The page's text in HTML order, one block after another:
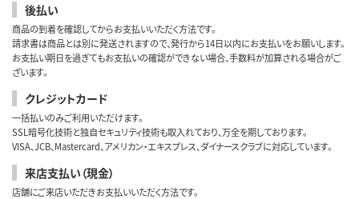
後払い
商品の到着を確認してからお支払いいただく方法です。
請求書は商品とは別に発送されますので、発行から14日以内にお支払いをお願いします。
お支払い期日を過ぎてもお支払いの確認ができない場合、手数料が加算される場合がご
ざいます。
クレジットカード
一括払いのみご利用いただけます。
SSL暗号化技術と独自セキュリティ技術も取入れており、万全を期しております。
VISA、JCB、Mastercard、アメリカン・エキスプレス、ダイナースクラブに対応しています。
来店支払い（現金）
店舗にご来店いただきお支払いいただく方法です。